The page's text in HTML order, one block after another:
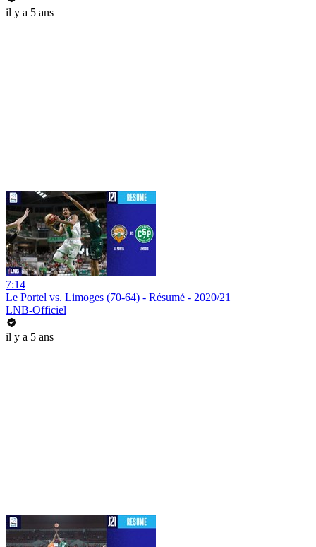
il y a 5 ans
7:14
Le Portel vs. Limoges (70-64) - Résumé - 2020/21
LNB-Officiel
il y a 5 ans